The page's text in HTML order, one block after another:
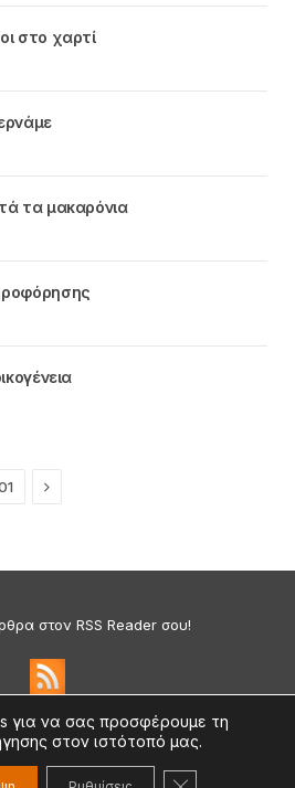
στο χαρτί
τα μακαρόνια
Next
στον RSS Reader σου!
Απορρήτου & Cookies
Designed & Supported bynat.ad
για να σας προσφέρουμε τη
στον ιστότοπό μας.
ΚΛΕΊΣΙΜΟ ΤΟΥ